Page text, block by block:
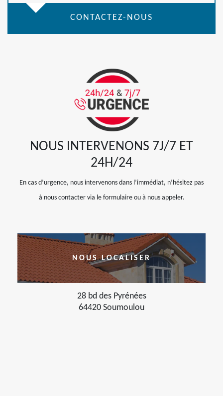
CONTACTEZ-NOUS
NOUS INTERVENONS 7J/7 ET
24H/24
En cas d’urgence, nous intervenons dans l’immédiat, n’hésitez pas
à nous contacter via le formulaire ou à nous appeler.
NOUS LOCALISER
28 bd des Pyrénées
64420 Soumoulou